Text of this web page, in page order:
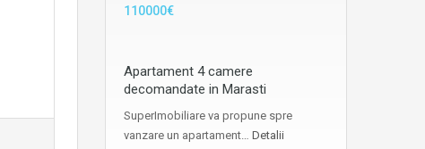
110000€
Apartament 4 camere
decomandate in Marasti
SuperImobiliare va propune spre
vanzare un apartament… Detalii